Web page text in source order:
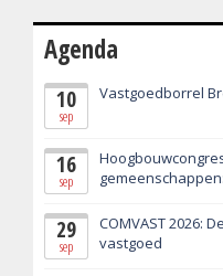
Agenda
10
sep
Vastgoedborrel
16
sep
29
sep
COMVAST 2026:
vastgoed